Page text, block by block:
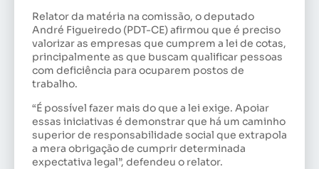
Relator da matéria na comissão, o deputado
André Figueiredo (PDT-CE) afirmou que é preciso
valorizar as empresas que cumprem a lei de cotas,
principalmente as que buscam qualificar pessoas
com deficiência para ocuparem postos de
trabalho.
“É possível fazer mais do que a lei exige. Apoiar
essas iniciativas é demonstrar que há um caminho
superior de responsabilidade social que extrapola
a mera obrigação de cumprir determinada
expectativa legal”, defendeu o relator.